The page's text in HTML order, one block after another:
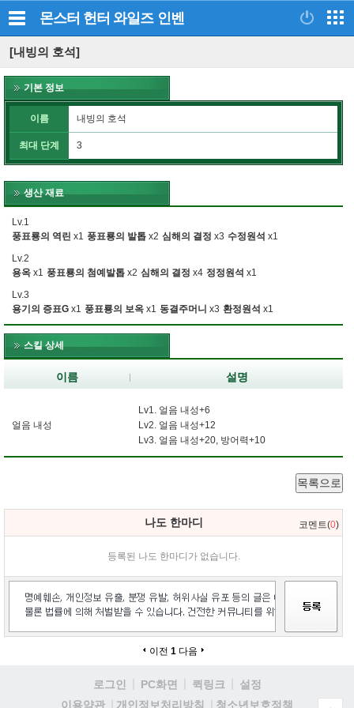
몬스터 헌터 와일즈 인벤
[내빙의 호석]
기본 정보
이름 내빙의 호석
최대 단계 3
생산 재료
Lv.1
풍표룡의 역린 x1 풍표룡의 발톱 x2 심해의 결정 x3 수정원석 x1
Lv.2
용옥 x1 풍표룡의 첨예발톱 x2 심해의 결정 x4 정정원석 x1
Lv.3
용기의 증표G x1 풍표룡의 보옥 x1 동결주머니 x3 환정원석 x1
스킬 상세
이름 설명
얼음 내성
Lv1. 얼음 내성+6
Lv2. 얼음 내성+12
Lv3. 얼음 내성+20, 방어력+10
목록으로
나도 한마디 코멘트(0)
등록된 나도 한마디가 없습니다.
이전 1 다음
로그인 PC화면 퀵링크
설정
이용약관
개인정보처리방침 청소년보호정책